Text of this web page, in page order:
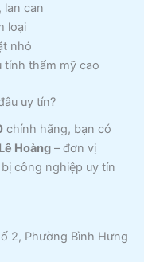
lan can
loại
nhỏ
tính thẩm mỹ cao
uy tín?
chính hãng, bạn có
Hoàng – đơn vị
công nghiệp uy tín
2, Phường Bình Hưng